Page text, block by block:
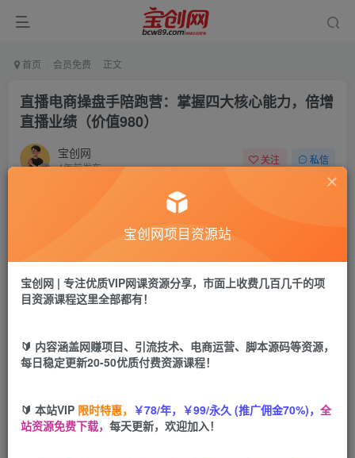
首页 会员免费 正文
直播电商操盘手陪跑营：掌握四大核心能力，倍增
直播业绩（价值980）
宝创网
4年前发布
关注 私信
宝币9.9 宝币 19.9
立即购买
宝创网项目资源站
宝创网 | 专注优质VIP网课资源分享，市面上收费几百几千的项
目资源课程这里全部都有！
🔰 内容涵盖网赚项目、引流技术、电商运营、脚本源码等资源，
每日稳定更新20-50优质付费资源课程！
🔰 本站VIP 限时特惠， ￥78/年，￥99/永久 (推广佣金70%)， 全
站资源免费下载， 每天更新，欢迎加入！